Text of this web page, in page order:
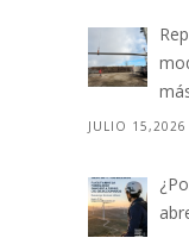
JULIO 15,2026